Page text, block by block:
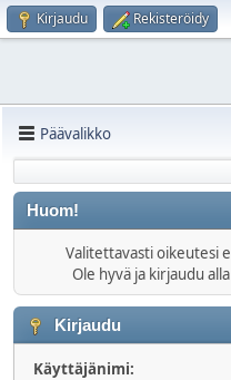
Kirjaudu Rekisteröidy
Päävalikko
Huom!
Valitettavasti oikeutesi
Ole hyvä ja kirjaudu
Kirjaudu
Käyttäjänimi: